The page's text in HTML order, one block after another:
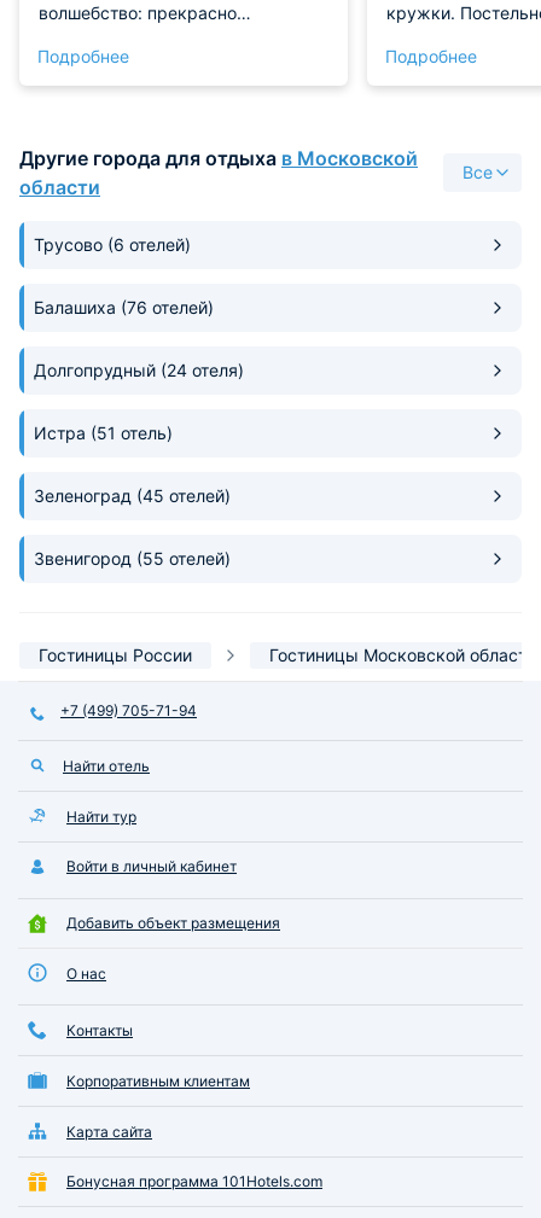
волшебство: прекрасно
приятная отделка, продуманная
планировка. Выбирая между
Подробнее
кружки.
удобная.
был от
коридоре. В
хорошее, недавно открывшееся
проживания, то
соответствуют.
Подробнее
Другие города для отдыха в Московской
области
Все
Трусово (6 отелей)
Балашиха (76 отелей)
Долгопрудный (24 отеля)
Истра (51 отель)
Зеленоград (45 отелей)
Звенигород (55 отелей)
Гостиницы России Гостиницы Московской области
+7 (499) 705-71-94
Найти отель
Найти тур
Войти в личный кабинет
Добавить объект размещения
О нас
Контакты
Корпоративным клиентам
Карта сайта
Бонусная программа 101Hotels.com